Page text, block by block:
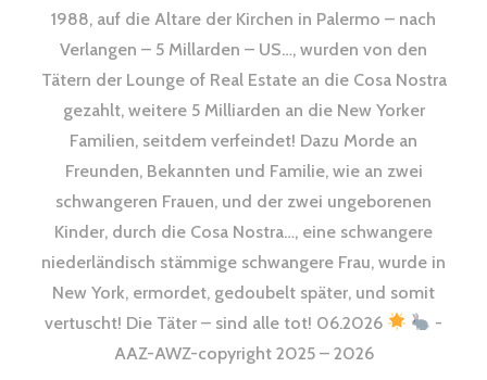
1988, auf die Altare der Kirchen in Palermo – nach
Verlangen – 5 Millarden – US…, wurden von den
Tätern der Lounge of Real Estate an die Cosa Nostra
gezahlt, weitere 5 Milliarden an die New Yorker
Familien, seitdem verfeindet! Dazu Morde an
Freunden, Bekannten und Familie, wie an zwei
schwangeren Frauen, und der zwei ungeborenen
Kinder, durch die Cosa Nostra…, eine schwangere
niederländisch stämmige schwangere Frau, wurde in
New York, ermordet, gedoubelt später, und somit
vertuscht! Die Täter – sind alle tot! 06.2026
-
AAZ-AWZ-copyright 2025 – 2026